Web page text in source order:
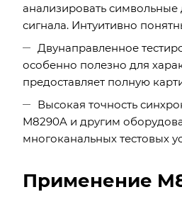
анализировать
сигнала. Интуитивно
Двунаправленное
особенно полезно для
предоставляет полную
Высокая точность
M8290A и другим
многоканальных тестовых
Применение